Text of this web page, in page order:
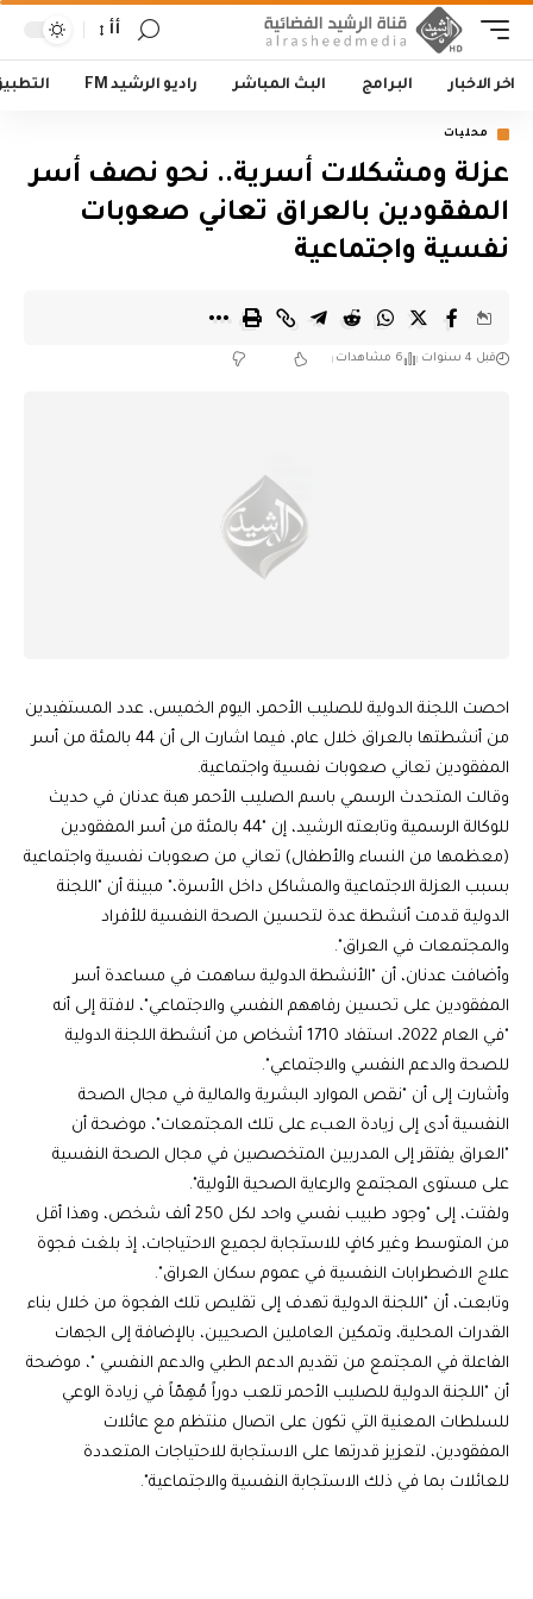
أأ
اخر الاخبار البرامج البث المباشر راديو الرشيد FM
محليات
عزلة ومشكلات أسرية.. نحو نصف أسر
المفقودين بالعراق تعاني صعوبات
نفسية واجتماعية
قبل 4 سنوات 6 مشاهدات
احصت اللجنة الدولية للصليب الأحمر، اليوم الخميس، عدد المستفيدين
من أنشطتها بالعراق خلال عام، فيما اشارت الى أن 44 بالمئة من أسر
المفقودين تعاني صعوبات نفسية واجتماعية.
وقالت المتحدث الرسمي باسم الصليب الأحمر هبة عدنان في حديث
للوكالة الرسمية وتابعته الرشيد، إن "44 بالمئة من أسر المفقودين
(معظمها من النساء والأطفال) تعاني من صعوبات نفسية واجتماعية
بسبب العزلة الاجتماعية والمشاكل داخل الأسرة،" مبينة أن "اللجنة
الدولية قدمت أنشطة عدة لتحسين الصحة النفسية للأفراد
والمجتمعات في العراق".
وأضافت عدنان، أن "الأنشطة الدولية ساهمت في مساعدة أسر
المفقودين على تحسين رفاههم النفسي والاجتماعي"، لافتة إلى أنه
"في العام 2022، استفاد 1710 أشخاص من أنشطة اللجنة الدولية
للصحة والدعم النفسي والاجتماعي".
وأشارت إلى أن "نقص الموارد البشرية والمالية في مجال الصحة
النفسية أدى إلى زيادة العبء على تلك المجتمعات"، موضحة أن
"العراق يفتقر إلى المدربين المتخصصين في مجال الصحة النفسية
على مستوى المجتمع والرعاية الصحية الأولية".
ولفتت، إلى "وجود طبيب نفسي واحد لكل 250 ألف شخص، وهذا أقل
من المتوسط وغير كافٍ للاستجابة لجميع الاحتياجات، إذ بلغت فجوة
علاج الاضطرابات النفسية في عموم سكان العراق".
وتابعت، أن "اللجنة الدولية تهدف إلى تقليص تلك الفجوة من خلال بناء
القدرات المحلية، وتمكين العاملين الصحيين، بالإضافة إلى الجهات
الفاعلة في المجتمع من تقديم الدعم الطبي والدعم النفسي "، موضحة
أن "اللجنة الدولية للصليب الأحمر تلعب دوراً مُهِمّاً في زيادة الوعي
للسلطات المعنية التي تكون على اتصال منتظم مع عائلات
المفقودين، لتعزيز قدرتها على الاستجابة للاحتياجات المتعددة
للعائلات بما في ذلك الاستجابة النفسية والاجتماعية".